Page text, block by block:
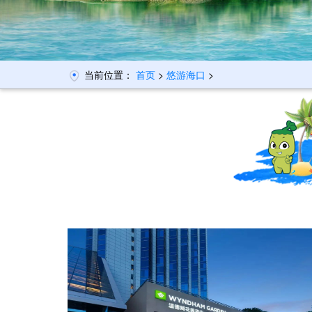
当前位置： 首页 > 悠游海口 >